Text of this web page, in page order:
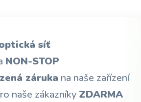
síť
NON-STOP
záruka na naše zařízení
naše zákazníky ZDARMA